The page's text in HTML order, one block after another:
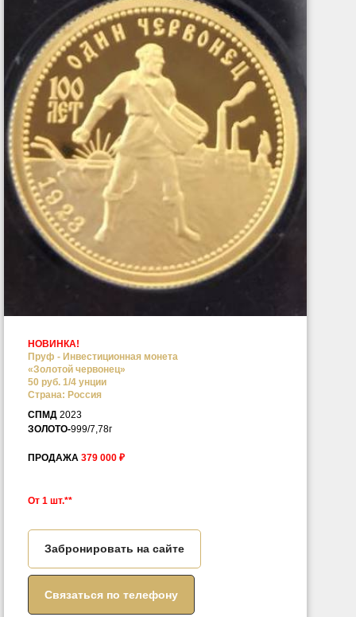
НОВИНКА!
Пруф - Инвестиционная монета
«Золотой червонец»
50 руб. 1/4 унции
Страна: Россия
СПМД 2023
ЗОЛОТО-999/7,78г
ПРОДАЖА 379 000 ₽
От 1 шт.**
Забронировать на сайте
Связаться по телефону